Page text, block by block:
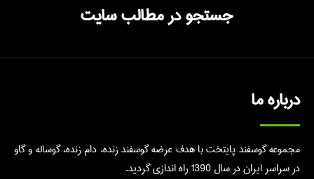
جستجو در مطالب سایت
درباره ما
مجموعه گوسفند پایتخت با هدف عرضه گوسفند زنده، دام زنده، گوساله و گاو
در سراسر ایران در سال 1390 راه اندازی گردید.